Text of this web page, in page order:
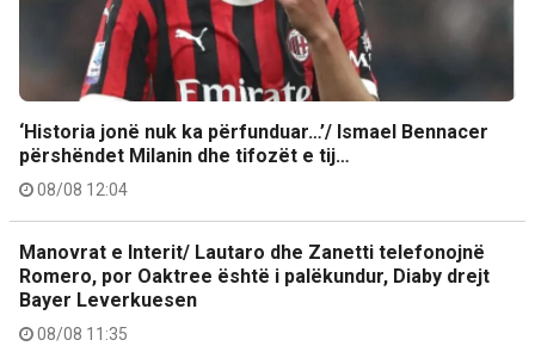
‘Historia jonë nuk ka përfunduar…’/ Ismael Bennacer
përshëndet Milanin dhe tifozët e tij…
08/08 12:04
Manovrat e Interit/ Lautaro dhe Zanetti telefonojnë
Romero, por Oaktree është i palëkundur, Diaby drejt
Bayer Leverkuesen
08/08 11:35